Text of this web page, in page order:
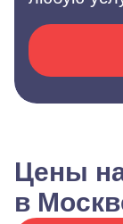
Цены
в